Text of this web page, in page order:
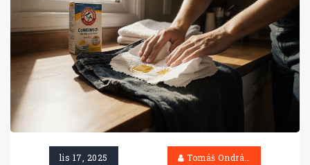
lis 17, 2025 Tomáš Ondráček